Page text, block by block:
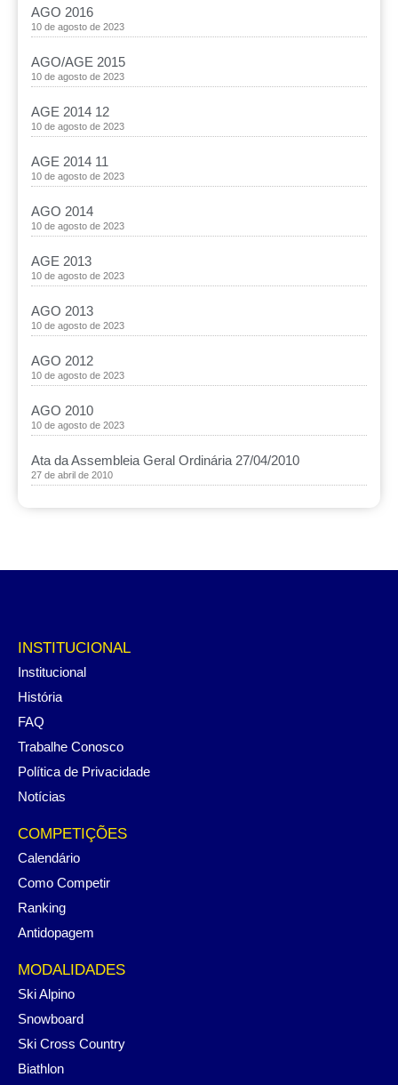
AGO 2016
10 de agosto de 2023
AGO/AGE 2015
10 de agosto de 2023
AGE 2014 12
10 de agosto de 2023
AGE 2014 11
10 de agosto de 2023
AGO 2014
10 de agosto de 2023
AGE 2013
10 de agosto de 2023
AGO 2013
10 de agosto de 2023
AGO 2012
10 de agosto de 2023
AGO 2010
10 de agosto de 2023
Ata da Assembleia Geral Ordinária 27/04/2010
27 de abril de 2010
INSTITUCIONAL
Institucional
História
FAQ
Trabalhe Conosco
Política de Privacidade
Notícias
COMPETIÇÕES
Calendário
Como Competir
Ranking
Antidopagem
MODALIDADES
Ski Alpino
Snowboard
Ski Cross Country
Biathlon